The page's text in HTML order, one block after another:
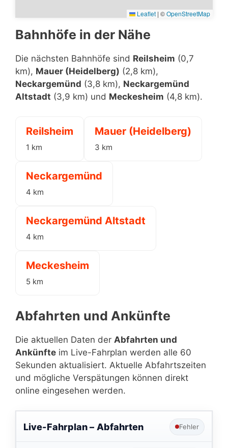
Leaflet | ©OpenStreetMap
Bahnhöfe in der Nähe
Die nächsten Bahnhöfe sind Reilsheim (0,7
km), Mauer (Heidelberg) (2,8 km),
Neckargemünd (3,8 km), Neckargemünd
Altstadt (3,9 km) und Meckesheim (4,8 km).
Reilsheim
1 km
Mauer (Heidelberg)
3 km
Neckargemünd
4 km
Neckargemünd Altstadt
4 km
Meckesheim
5 km
Abfahrten und Ankünfte
Die aktuellen Daten der Abfahrten und
Ankünfte im Live-Fahrplan werden alle 60
Sekunden aktualisiert. Aktuelle Abfahrtszeiten
und mögliche Verspätungen können direkt
online eingesehen werden.
Live-Fahrplan – Abfahrten Fehler